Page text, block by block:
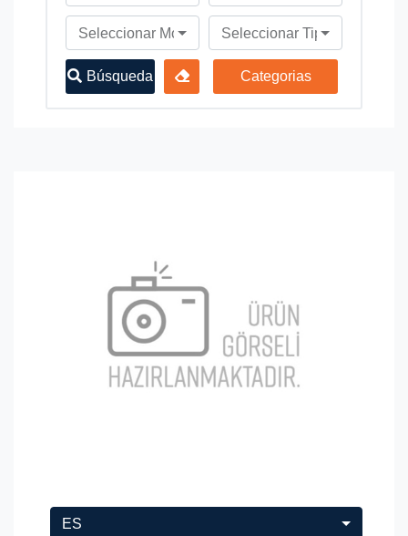
Seleccionar Modelo de VehículoSeleccionar Tipo de
Búsqueda Categorias
ES